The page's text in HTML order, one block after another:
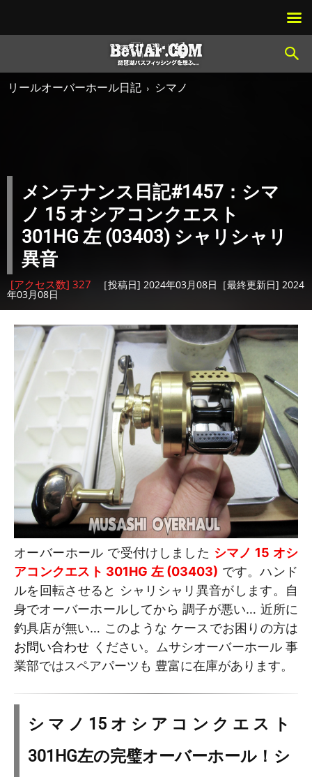
リールオーバーホール日記 シマノ
メンテナンス日記#1457：シマ
ノ 15 オシアコンクエスト
301HG 左 (03403) シャリシャリ
異音
[アクセス数] 327 ［投稿日] 2024年03月08日［最終更新日] 2024
年03月08日
オーバーホール で受付けしました シマノ 15 オシ
アコンクエスト 301HG 左 (03403) です。ハンド
ルを回転させると シャリシャリ異音がします。自
身でオーバーホールしてから 調子が悪い… 近所に
釣具店が無い… このような ケースでお困りの方は
お問い合わせ ください。ムサシオーバーホール 事
業部ではスペアパーツも 豊富に在庫があります。
シマノ15オシアコンクエスト
301HG左の完璧オーバーホール！シ